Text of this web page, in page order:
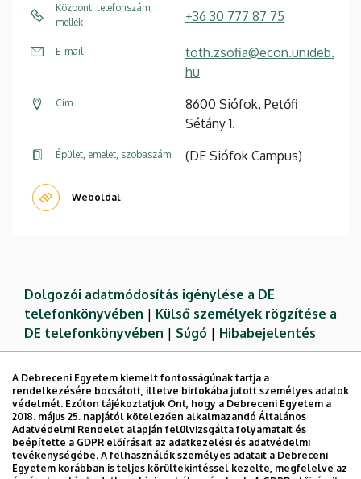
Központi telefonszám,
mellék
+36 30 777 87 75
E-mail
toth.zsofia@econ.unideb.
hu
Cím
8600 Siófok, Petőfi
Sétány 1.
Épület, emelet, szobaszám (DE Siófok Campus)
Weboldal
Dolgozói adatmódosítás igénylése a DE
telefonkönyvében | Külső személyek rögzítése a
DE telefonkönyvében | Súgó | Hibabejelentés
A Debreceni Egyetem kiemelt fontosságúnak tartja a
rendelkezésére bocsátott, illetve birtokába jutott személyes adatok
védelmét. Ezúton tájékoztatjuk Önt, hogy a Debreceni Egyetem a
2018. május 25. napjától kötelezően alkalmazandó Általános
Adatvédelmi Rendelet alapján felülvizsgálta folyamatait és
beépítette a GDPR előírásait az adatkezelési és adatvédelmi
tevékenységébe. A felhasználók személyes adatait a Debreceni
Egyetem korábban is teljes körültekintéssel kezelte, megfelelve az